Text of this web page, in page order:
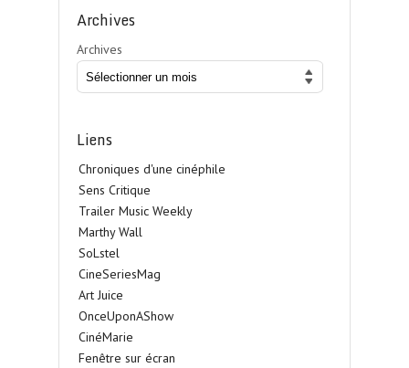
Archives
Archives
Liens
Chroniques d'une cinéphile
Sens Critique
Trailer Music Weekly
Marthy Wall
SoLstel
CineSeriesMag
Art Juice
OnceUponAShow
CinéMarie
Fenêtre sur écran